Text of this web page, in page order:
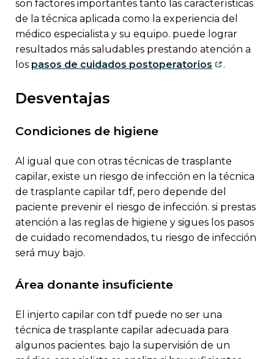
son factores importantes tanto las características
de la técnica aplicada como la experiencia del
médico especialista y su equipo. puede lograr
resultados más saludables prestando atención a
los pasos de cuidados postoperatorios .
desventajas
condiciones de higiene
al igual que con otras técnicas de trasplante
capilar, existe un riesgo de infección en la técnica
de trasplante capilar tdf, pero depende del
paciente prevenir el riesgo de infección. si prestas
atención a las reglas de higiene y sigues los pasos
de cuidado recomendados, tu riesgo de infección
será muy bajo.
área donante insuficiente
el injerto capilar con tdf puede no ser una
técnica de trasplante capilar adecuada para
algunos pacientes. bajo la supervisión de un